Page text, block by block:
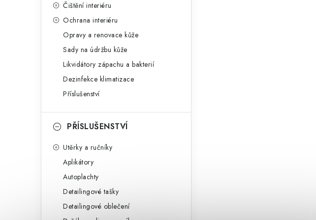
Čištění interiéru
Ochrana interiéru
Opravy a renovace kůže
Sady na údržbu kůže
Likvidátory zápachu a bakterií
Dezinfekce klimatizace
Příslušenství
PŘÍSLUŠENSTVÍ
Utěrky a ručníky
Aplikátory
Autoplachty
Detailingové tašky
Detailingové oblečení